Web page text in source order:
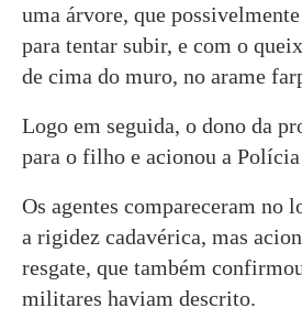
uma árvore, que
para tentar subir, e com o
de cima do muro, no arame
Logo em seguida, o dono da
para o filho e acionou a
Os agentes compareceram no
a rigidez cadavérica, mas
resgate, que também
militares haviam descrito.